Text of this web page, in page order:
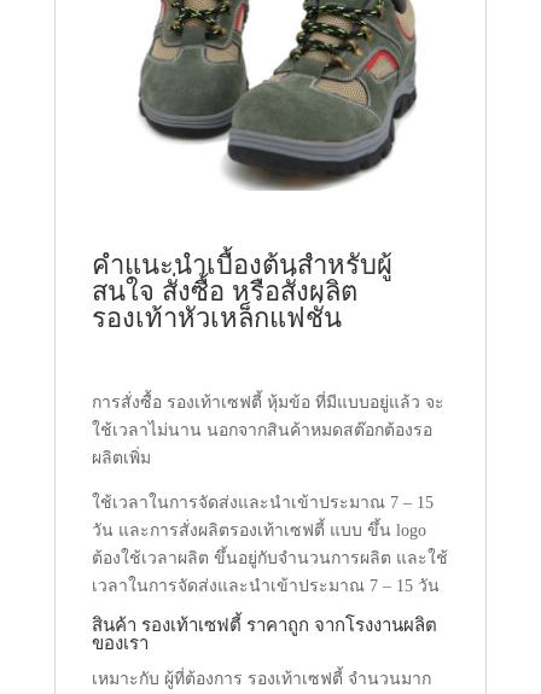
คำแนะนำเบื้องต้นสำหรับผู้
สนใจ สั่งซื้อ หรือสั่งผลิต
รองเท้าหัวเหล็กแฟชั่น
การสั่งซื้อ รองเท้าเซฟตี้ หุ้มข้อ ที่มีแบบอยู่แล้ว จะ
ใช้เวลาไม่นาน นอกจากสินค้าหมดสต๊อกต้องรอ
ผลิตเพิ่ม
ใช้เวลาในการจัดส่งและนำเข้าประมาณ 7 – 15
วัน และการสั่งผลิตรองเท้าเซฟตี้ แบบ ขึ้น logo
ต้องใช้เวลาผลิต ขึ้นอยู่กับจำนวนการผลิต และใช้
เวลาในการจัดส่งและนำเข้าประมาณ 7 – 15 วัน
สินค้า รองเท้าเซฟตี้ ราคาถูก จากโรงงานผลิต
ของเรา
เหมาะกับ ผู้ที่ต้องการ รองเท้าเซฟตี้ จำนวนมาก